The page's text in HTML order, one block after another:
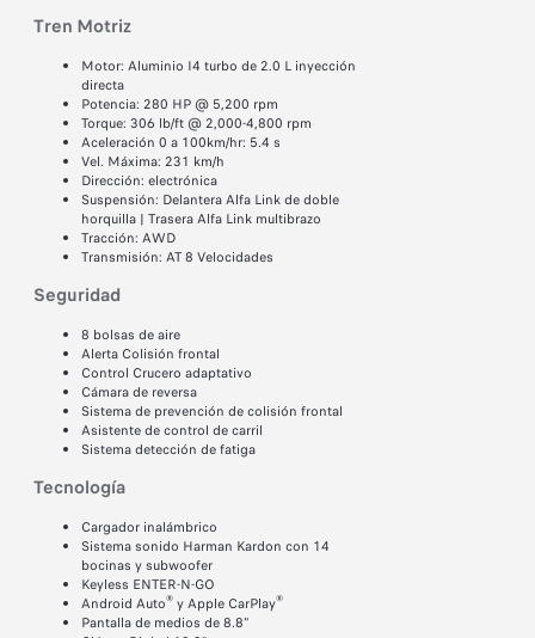
Tren Motriz​
Motor: Aluminio I4 turbo de 2.0 L inyección
directa
Potencia: 280 HP @ 5,200 rpm
Torque: 306 lb/ft @ 2,000-4,800 rpm
Aceleración 0 a 100km/hr: 5.4 s​
Vel. Máxima: 231 km/h
Dirección: electrónica
Suspensión: Delantera Alfa Link de doble
horquilla | Trasera Alfa Link multibrazo
Tracción: AWD
Transmisión: AT 8 Velocidades
Seguridad
8 bolsas de aire
Alerta Colisión frontal
Control Crucero adaptativo
Cámara de reversa
Sistema de prevención de colisión frontal
Asistente de control de carril
Sistema detección de fatiga
Tecnología
Cargador inalámbrico
Sistema sonido Harman Kardon con 14
bocinas y subwoofer
Keyless ENTER-N-GO
Android Auto® y Apple CarPlay®
Pantalla de medios de 8.8"